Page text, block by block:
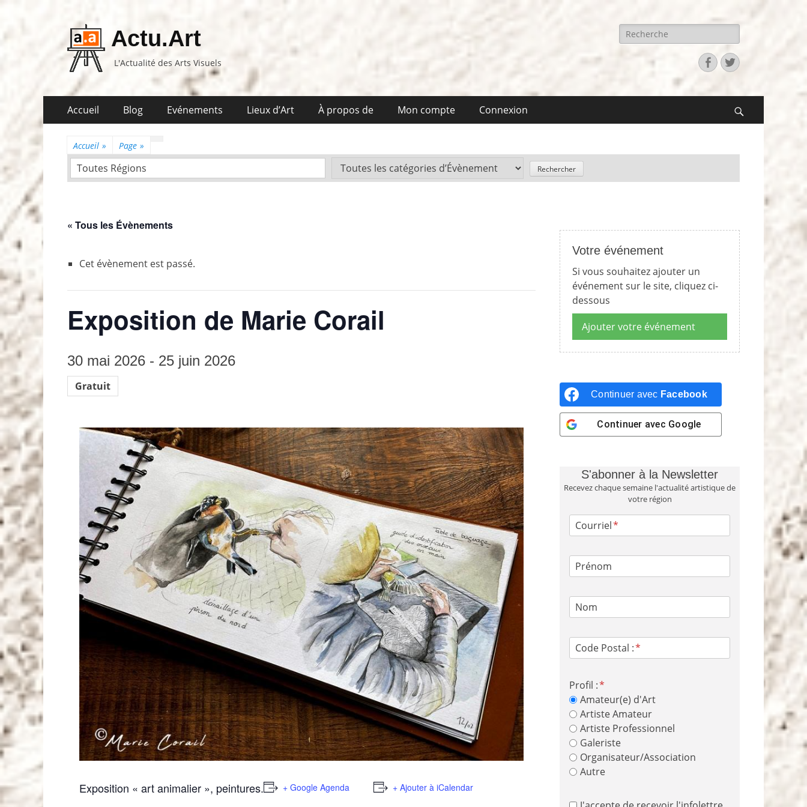
Actu.Art
L'Actualité des Arts Visuels
Recherche
pour:
Facebook
Twitter
Premier
menu
Accueil Blog Evénements Lieux d’Art À propos de Mon compte Connexion
Accueil » Page »
Toutes Régions
« Tous les Évènements
Cet évènement est passé.
Exposition de Marie Corail
30 mai 2026 - 25 juin 2026
Gratuit
Exposition « art animalier », peintures. + Google Agenda + Ajouter à iCalendar
Votre événement
Si vous souhaitez ajouter un
événement sur le site, cliquez ci-
dessous
Ajouter votre événement
Continuer avec Facebook
Continuer avec Google
S'abonner à la Newsletter
Recevez chaque semaine l'actualité artistique de
votre région
Courriel
Prénom
Nom
Code Postal :
Profil :
Amateur(e) d'Art
Artiste Amateur
Artiste Professionnel
Galeriste
Organisateur/Association
Autre